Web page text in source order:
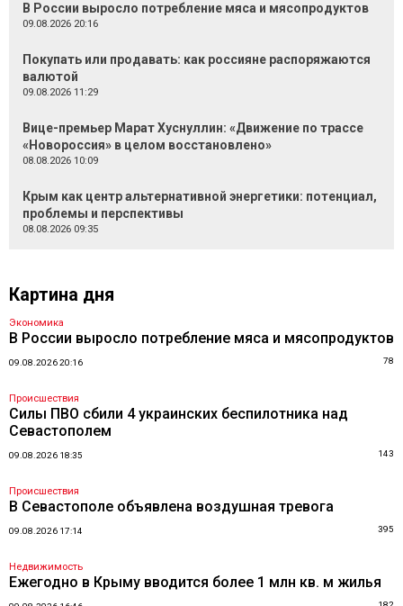
В России выросло потребление мяса и мясопродуктов
09.08.2026 20:16
Покупать или продавать: как россияне распоряжаются
валютой
09.08.2026 11:29
Вице-премьер Марат Хуснуллин: «Движение по трассе
«Новороссия» в целом восстановлено»
08.08.2026 10:09
Крым как центр альтернативной энергетики: потенциал,
проблемы и перспективы
08.08.2026 09:35
Картина дня
Экономика
В России выросло потребление мяса и мясопродуктов
09.08.2026 20:16 78
Происшествия
Силы ПВО сбили 4 украинских беспилотника над
Севастополем
09.08.2026 18:35 143
Происшествия
В Севастополе объявлена воздушная тревога
09.08.2026 17:14 395
Недвижимость
Ежегодно в Крыму вводится более 1 млн кв. м жилья